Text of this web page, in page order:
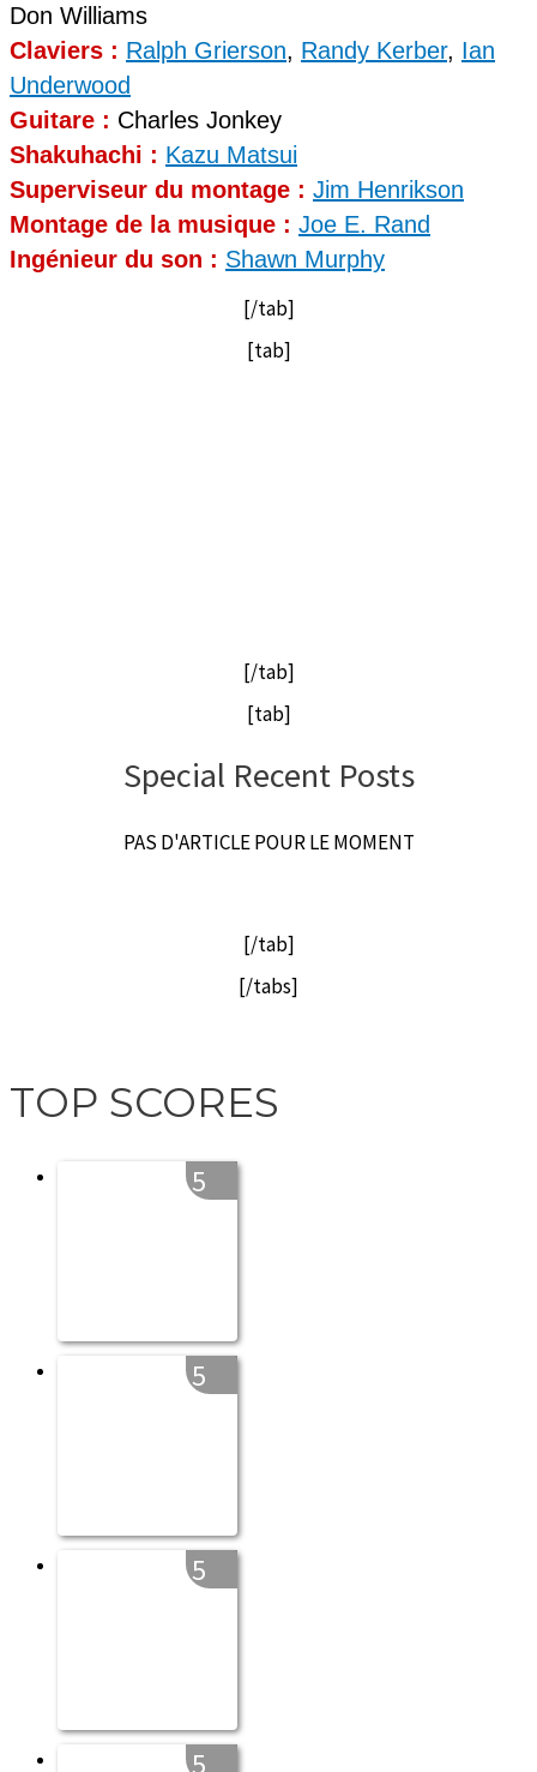
Don Williams
Claviers : Ralph Grierson, Randy Kerber, Ian
Underwood
Guitare : Charles Jonkey
Shakuhachi : Kazu Matsui
Superviseur du montage : Jim Henrikson
Montage de la musique : Joe E. Rand
Ingénieur du son : Shawn Murphy
[/tab]
[tab]
[/tab]
[tab]
Special Recent Posts
PAS D'ARTICLE POUR LE MOMENT
[/tab]
[/tabs]
TOP SCORES
5
5
5
5